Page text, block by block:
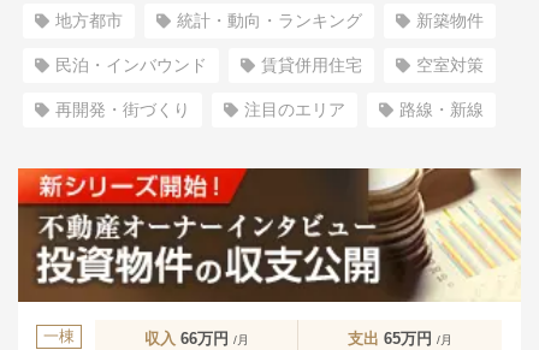
地方都市 統計・動向・ランキング 新築物件
民泊・インバウンド 賃貸併用住宅 空室対策
再開発・街づくり 注目のエリア 路線・新線
一棟 収入 66万円 /月 支出 65万円 /月